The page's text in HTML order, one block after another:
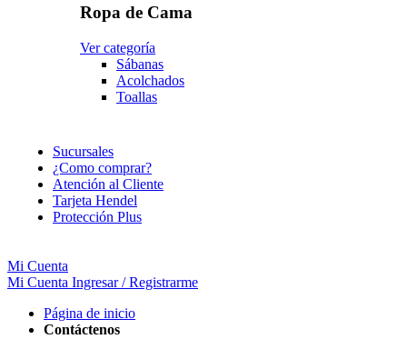
Ropa de Cama
Ver categoría
Sábanas
Acolchados
Toallas
Sucursales
¿Como comprar?
Atención al Cliente
Tarjeta Hendel
Protección Plus
Mi Cuenta
Mi Cuenta Ingresar / Registrarme
Página de inicio
Contáctenos